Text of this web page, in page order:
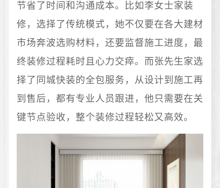
节省了时间和沟通成本。比如李女士家装
修，选择了传统模式，她不仅要在各大建材
市场奔波选购材料，还要监督施工进度，最
终装修过程耗时且心力交瘁。而张先生家选
择了同城快装的全包服务，从设计到施工再
到售后，都有专业人员跟进，他只需要在关
键节点验收，整个装修过程轻松又高效。